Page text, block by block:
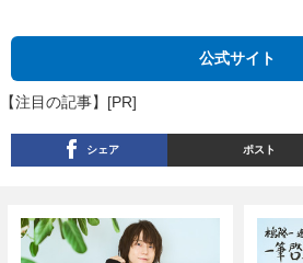
公式サイト
【注目の記事】[PR]
シェア ポスト